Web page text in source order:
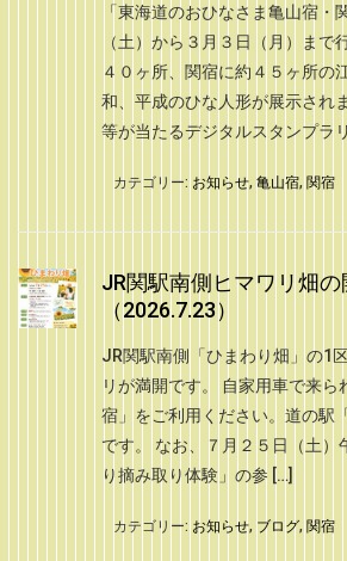
「東海道のおひなさま亀山宿・
（土）から３月３日（月）まで
４０ヶ所、関宿に約４５ヶ所の
和、平成のひな人形が展示され
等が当たるデジタルスタンプラ
カテゴリー: お知らせ, 亀山宿, 関宿
JR関駅南側ヒマワリ畑の
（2026.7.23）
JR関駅南側「ひまわり畑」の1
リが満開です。 自家用車で来ら
宿」をご利用ください。道の駅
です。 なお、７月２５日（土）
り摘み取り体験」の参 […]
カテゴリー: お知らせ, ブログ, 関宿